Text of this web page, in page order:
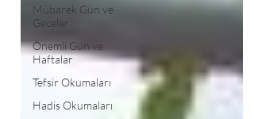
Mübarek Gün ve
Geceler
Önemli Gün ve
Haftalar
Tefsir Okumaları
Hadis Okumaları